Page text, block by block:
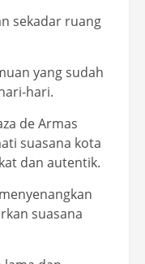
sekadar ruang
yang sudah
hari.
de Armas
suasana kota
dan autentik.
suasana